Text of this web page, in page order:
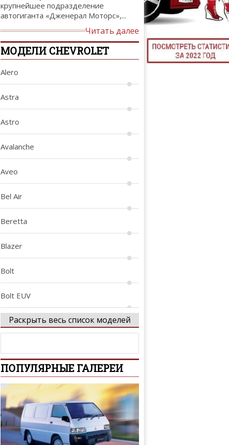
ТЮНИНГ
крупнейшее подразделение
автогиганта «Дженерал Моторс»,...
Читать далее
МОДЕЛИ CHEVROLET
Alero
Astra
Astro
Avalanche
Aveo
Bel Air
Beretta
Blazer
Bolt
Bolt EUV
C-10
Caprice
Captiva
Cavalier
Раскрыть весь список моделей
ПОПУЛЯРНЫЕ ГАЛЕРЕИ